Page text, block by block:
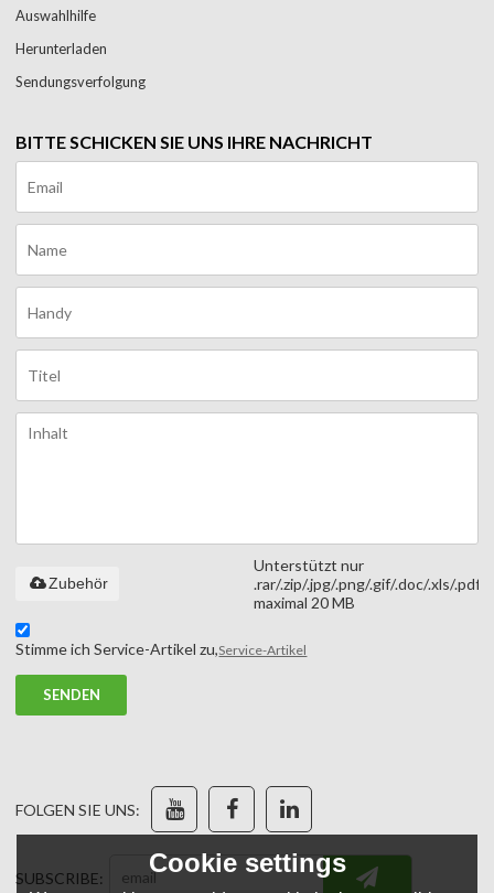
Auswahlhilfe
Herunterladen
Sendungsverfolgung
BITTE SCHICKEN SIE UNS IHRE NACHRICHT
Unterstützt nur
.rar/.zip/.jpg/.png/.gif/.doc/.xls/.pdf,
maximal 20 MB
Zubehör
Stimme ich Service-Artikel zu,Service-Artikel
SENDEN
FOLGEN SIE UNS:
SUBSCRIBE:
Cookie settings